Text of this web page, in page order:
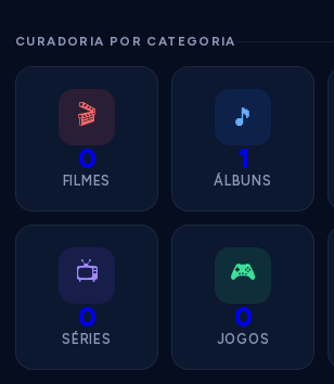
CURADORIA POR CATEGORIA
🎬
0
FILMES
🎵
1
ÁLBUNS
📺
0
SÉRIES
🎮
0
JOGOS